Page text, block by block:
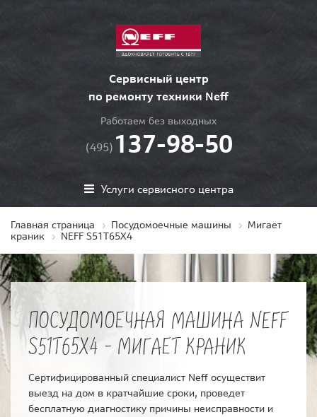
Сервисный центр
по ремонту техники Neff
Работаем без выходных
(495) 137-98-50
Услуги сервисного центра
Главная страница Посудомоечные машины
Мигает
краник
NEFF S51T65X4
ПОСУДОМОЕЧНАЯ МАШИНА NEFF
S51T65X4 - МИГАЕТ КРАНИК
Сертифицированный специалист Neff осуществит
выезд на дом в кратчайшие сроки, проведет
бесплатную диагностику причины неисправности и